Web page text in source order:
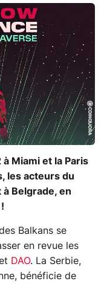
Miami et la Paris
les acteurs du
Belgrade, en
Balkans se
en revue les
DAO. La Serbie,
bénéficie de